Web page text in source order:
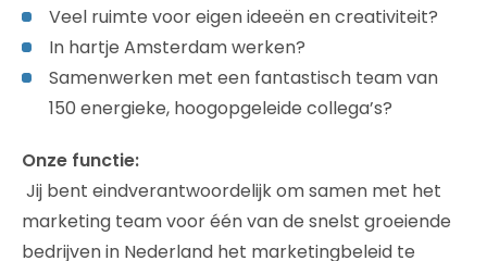
Veel ruimte voor eigen ideeën en creativiteit?
In hartje Amsterdam werken?
Samenwerken met een fantastisch team van
150 energieke, hoogopgeleide collega’s?
Onze functie:
Jij bent eindverantwoordelijk om samen met het
marketing team voor één van de snelst groeiende
bedrijven in Nederland het marketingbeleid te